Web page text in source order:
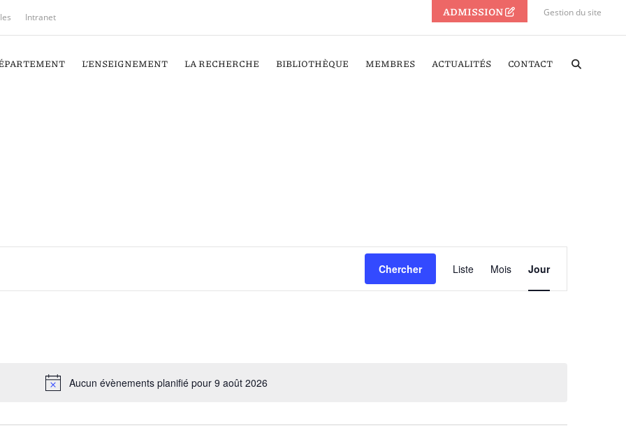
Intranet ADMISSION Gestion du site
L’ENSEIGNEMENT LA RECHERCHE BIBLIOTHÈQUE MEMBRES ACTUALITÉS CONTACT
Aucun évènements planifié pour 9 août 2026
Chercher Liste Mois Jour